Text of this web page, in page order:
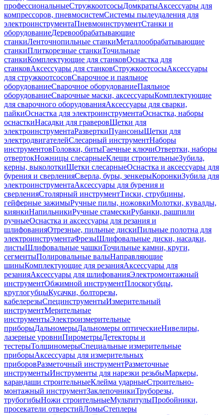
профессиональныеСтружкоотсосыДомкратыАксессуары для
компрессоров, пневмосистемСистемы пылеудаления для
электроинструментаПневмоинструментСтанки и
оборудованиеДеревообрабатывающие
станкиЛенточнопильные станкиМеталлообрабатывающие
станкиПлиткорезные станкиТочильные
станкиКомплектующие для станковОснастка для
станковАксессуары для станковСтружкоотсосыАксессуары
для стружкоотсосовСварочное и паяльное
оборудованиеСварочное оборудованиеПаяльное
оборудованиеСварочные маски, аксессуарыКомплектующие
для сварочного оборудованияАксессуары для сварки,
пайкиОснастка для электроинструментаОснастка, наборы
оснасткиНасадки для граверовЩетки для
электроинструментаРазверткиПуансоныЩетки для
электродвигателейСлесарный инструментНаборы
инструментовГоловки, битыГаечные ключиОтвертки, наборы
отвертокНожницы слесарныеКлещи строительныеЗубила,
керны, выколоткиЩетки слесарныеОснастка и аксессуары для
бурения и сверленияСверла, буры, зенкерыКоронкиЗубила для
электроинструментаАксессуары для бурения и
сверленияСтолярный инструментТиски, струбцины,
гейферные зажимыРучные пилы, ножовкиМолотки, кувалды,
киянкиНапильникиРучные стамескиРубанки, рашпили
ручныеОснастка и аксессуары для резания и
шлифованияОтрезные, пильные дискиПильные полотна для
электроинструментаФрезыШлифовальные диски, насадки,
листыШлифовальные чашкиТочильные камни, круги,
сегментыПолировальные валыНаправляющие
шиныКомплектующие для резанияАксессуары для
резанияАксессуары для шлифованияЭлектромонтажный
инструментОбжимной инструментПлоскогубцы,
круглогубцыКусачки, болторезы,
кабелерезыСпецинструментыИзмерительный
инструментМерительные
инструментыЭлектроизмерительные
приборыДальномерыДальномеры оптическиеНивелиры,
лазерные уровниПирометрыДетекторы и
тестерыТолщиномерыСпециальные измерительные
приборыАксессуары для измерительных
приборовРазметочный инструментРазметочные
инструментыИнструменты для нарезки резьбыМаркеры,
карандаши строительныеКлейма ударныеСтроительно-
монтажный инструментЗаклепочникиТруборезы,
трубогибыНожи строительныеМультитулыПробойники,
просекатели отверстийЛомыСтеплеры